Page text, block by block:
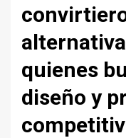
quienes
diseño y